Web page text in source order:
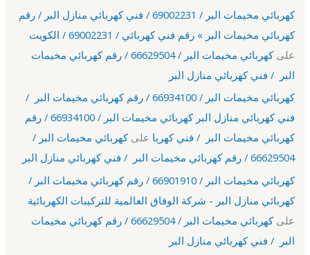
كهربائي مخيمات البر / 69002231 / فني كهربائي منازل البر / رقم
كهربائي مخيمات البر » رقم فني كهربائي / 69002231 / الكويت
على
كهربائي مخيمات البر / 66629504 / رقم كهربائي مخيمات
البر / فني كهربائي منازل البر
كهربائي مخيمات البر / 66934100 / رقم كهربائي مخيمات البر /
فني كهربائي منازل البر كهربائي مخيمات البر / 66934100 / رقم
كهربائي مخيمات البر / فني كهربا علىكهربائي مخيمات البر /
66629504 / رقم كهربائي مخيمات البر / فني كهربائي منازل البر
كهربائي مخيمات البر / 66901910 / رقم كهربائي مخيمات البر /
كهربائي منازل البر - شركة الوفاق العالمية للتركيبات الكهربائية
على
كهربائي مخيمات البر / 66629504 / رقم كهربائي مخيمات
البر / فني كهربائي منازل البر